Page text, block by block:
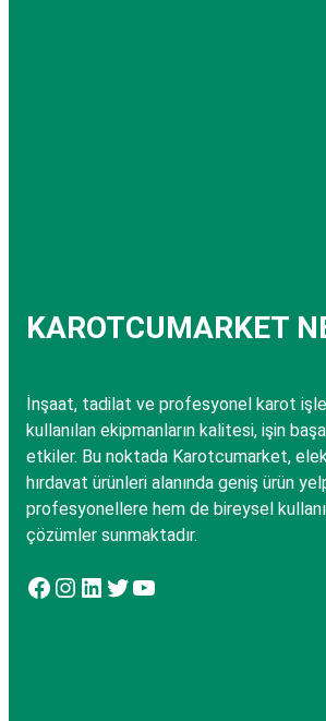
KAROTCUMARKET
İnşaat, tadilat ve profesyonel karot
kullanılan ekipmanların kalitesi, işin
etkiler. Bu noktada Karotcumarket,
hırdavat ürünleri alanında geniş ürün
profesyonellere hem de bireysel
çözümler sunmaktadır.
Facebook Instagram LinkedIn Twitter YouTube